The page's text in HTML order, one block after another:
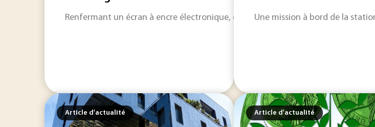
Renfermant un écran à encre électronique, ce clavier offre la possibilité
Une mission à bord de la
Article d'actualité Article d'actualité